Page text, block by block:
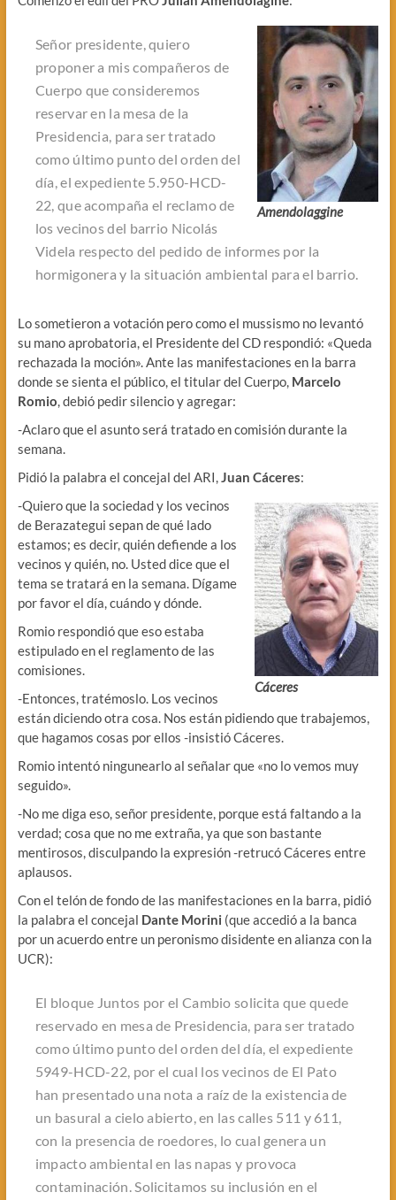
Amendolaggine
Señor presidente, quiero
proponer a mis compañeros de
Cuerpo que consideremos
reservar en la mesa de la
Presidencia, para ser tratado
como último punto del orden del
día, el expediente 5.950-HCD-
22, que acompaña el reclamo de
los vecinos del barrio Nicolás
Videla respecto del pedido de informes por la
hormigonera y la situación ambiental para el barrio.
Lo sometieron a votación pero como el mussismo no levantó
su mano aprobatoria, el Presidente del CD respondió: «Queda
rechazada la moción». Ante las manifestaciones en la barra
donde se sienta el público, el titular del Cuerpo, Marcelo
Romio, debió pedir silencio y agregar:
-Aclaro que el asunto será tratado en comisión durante la
semana.
Pidió la palabra el concejal del ARI,Juan Cáceres:
Cáceres
-Quiero que la sociedad y los vecinos
de Berazategui sepan de qué lado
estamos; es decir, quién defiende a los
vecinos y quién, no. Usted dice que el
tema se tratará en la semana. Dígame
por favor el día, cuándo y dónde.
Romio respondió que eso estaba
estipulado en el reglamento de las
comisiones.
-Entonces, tratémoslo. Los vecinos
están diciendo otra cosa. Nos están pidiendo que trabajemos,
que hagamos cosas por ellos -insistió Cáceres.
Romio intentó ningunearlo al señalar que «no lo vemos muy
seguido».
-No me diga eso, señor presidente, porque está faltando a la
verdad; cosa que no me extraña, ya que son bastante
mentirosos, disculpando la expresión -retrucó Cáceres entre
aplausos.
Con el telón de fondo de las manifestaciones en la barra, pidió
la palabra el concejal Dante Morini (que accedió a la banca
por un acuerdo entre un peronismo disidente en alianza con la
UCR):
El bloque Juntos por el Cambio solicita que quede
reservado en mesa de Presidencia, para ser tratado
como último punto del orden del día, el expediente
5949-HCD-22, por el cual los vecinos de El Pato
han presentado una nota a raíz de la existencia de
un basural a cielo abierto, en las calles 511 y 611,
con la presencia de roedores, lo cual genera un
impacto ambiental en las napas y provoca
contaminación. Solicitamos su inclusión en el